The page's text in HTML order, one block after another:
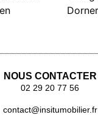
NOUS CONTACTER
02 29 20 77 56
contact@insitumobilier.fr